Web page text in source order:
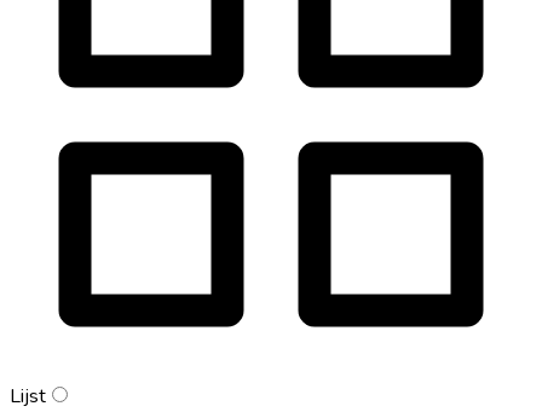
Lijst